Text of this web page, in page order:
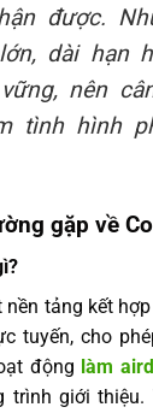
được.
dài hạn
nên
tình hình
gặp về
nền tảng kết
tuyến, cho
động làm
trình giới thiệu.